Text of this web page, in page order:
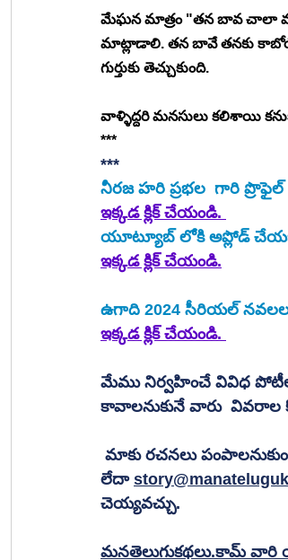
మేఘన మాత్రం "తన బావ చాలా
మాట్లాడాలి. తన బావే తనకు కాబోయే
గుర్తుకు తెచ్చుకుంది.
వాళ్ళిద్దరి మనసులు కలిశాయి
***
***
నీరజ హరి ప్రభల  గారి
ఇక్కడ క్లిక్ చేయండి.
యూట్యూబ్ లోకి అప్లోడ్
ఇక్కడ క్లిక్ చేయండి.
ఉగాది 2024 సీరియల్
ఇక్కడ క్లిక్ చేయండి.
మేము నిర్వహించే వివిధ
కావాలనుకునే వారు  వివరాల
మాకు రచనలు
లేదా
చెయ్యవచ్చు.
మనతెలుగుకథలు.కామ్ వారి